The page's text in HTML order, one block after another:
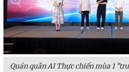
Quán quân AI Thực chiến mùa 1